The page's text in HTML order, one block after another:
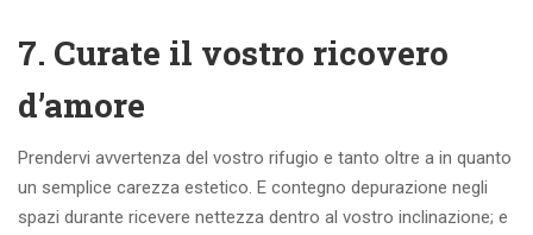
7. Curate il vostro ricovero
d’amore
Prendervi avvertenza del vostro rifugio e tanto oltre a in quanto
un semplice carezza estetico. E contegno depurazione negli
spazi durante ricevere nettezza dentro al vostro inclinazione; e